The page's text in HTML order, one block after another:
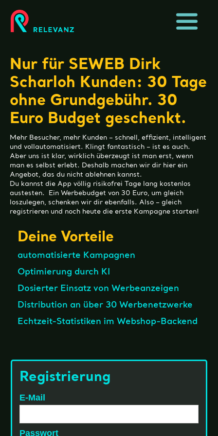
Nur für SEWEB Dirk
Scharloh Kunden: 30 Tage
ohne Grundgebühr. 30
Euro Budget geschenkt.
Mehr Besucher, mehr Kunden – schnell, effizient, intelligent
und vollautomatisiert. Klingt fantastisch – ist es auch.
Aber uns ist klar, wirklich überzeugt ist man erst, wenn
man es selbst erlebt. Deshalb machen wir dir hier ein
Angebot, das du nicht ablehnen kannst.
Du kannst die App völlig risikofrei Tage lang kostenlos
austesten. Ein Werbebudget von 30 Euro, um gleich
loszulegen, schenken wir dir ebenfalls. Also – gleich
registrieren und noch heute die erste Kampagne starten!
Deine Vorteile
automatisierte Kampagnen
Optimierung durch KI
Dosierter Einsatz von Werbeanzeigen
Distribution an über 30 Werbenetzwerke
Echtzeit-Statistiken im Webshop-Backend
Registrierung
E-Mail
Passwort